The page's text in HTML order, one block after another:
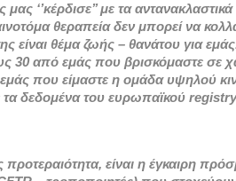
μας ‘’κέρδισε’’ με τα
θεραπεία δεν μπορεί να
είναι θέμα ζωής – θανάτου για
30 από εμάς που βρισκόμαστε σε
που είμαστε η ομάδα υψηλού
δεδομένα του ευρωπαϊκού
είναι η έγκαιρη